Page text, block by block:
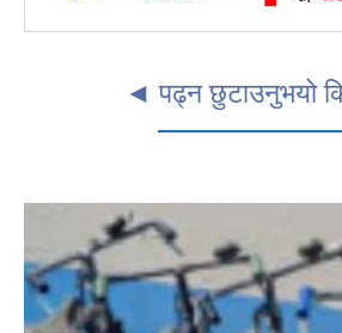
◄ पढ्न छुटाउनुभयो